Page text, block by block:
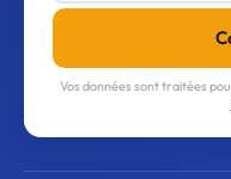
Vos données sont traitées